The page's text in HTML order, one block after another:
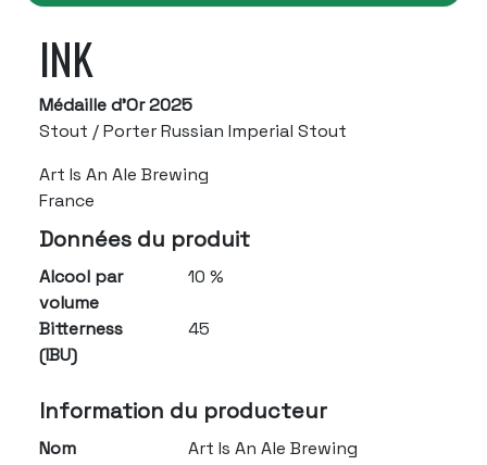
INK
Médaille d'Or 2025
Stout / Porter Russian Imperial Stout
Art Is An Ale Brewing
France
Données du produit
Alcool par
volume
10 %
Bitterness
(IBU)
45
Information du producteur
Nom
Art Is An Ale Brewing